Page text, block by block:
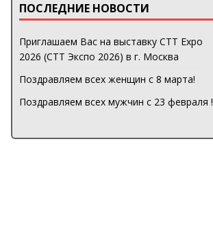
ПОСЛЕДНИЕ НОВОСТИ
Приглашаем Вас на выставку CTT Expo
2026 (СТТ Экспо 2026) в г. Москва
Поздравляем всех женщин с 8 марта!
Поздравляем всех мужчин с 23 февраля !